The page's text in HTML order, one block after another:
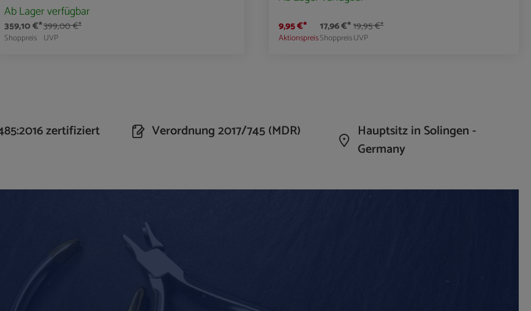
Ab Lager verfügbar
359,10 €*
Shoppreis
399,00 €*
UVP
9,95 €*
Aktionspreis
17,96 €*
Shoppreis
19,95 €*
UVP
zertifiziert Verordnung 2017/745 (MDR)
Hauptsitz in Solingen -
Germany